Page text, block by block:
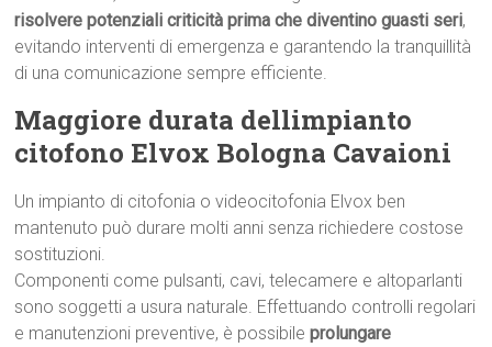
risolvere potenziali criticità prima che diventino guasti seri,
evitando interventi di emergenza e garantendo la tranquillità
di una comunicazione sempre efficiente.
Maggiore durata dellimpianto
citofono Elvox Bologna Cavaioni
Un impianto di citofonia o videocitofonia Elvox ben
mantenuto può durare molti anni senza richiedere costose
sostituzioni.
Componenti come pulsanti, cavi, telecamere e altoparlanti
sono soggetti a usura naturale. Effettuando controlli regolari
e manutenzioni preventive, è possibileprolungare